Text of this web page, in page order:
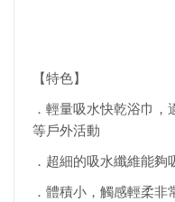
【特色】
．輕量吸水快乾浴巾
等戶外活動
．超細的吸水纖維能
．體積小，觸感輕柔